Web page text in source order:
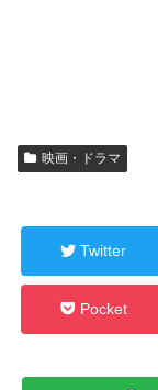
映画・ドラマ
Twitter
Pocket